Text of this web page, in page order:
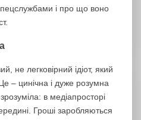
і про що воно
не легковірний ідіот, який
– цинічна і дуже розумна
в медіапросторі
Гроші заробляються